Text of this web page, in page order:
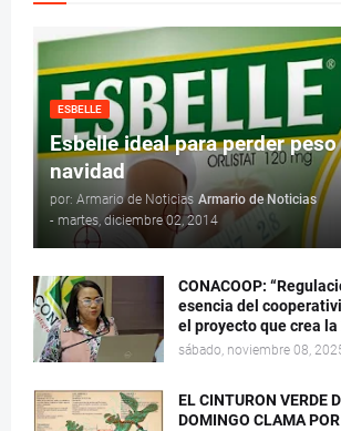
ESBELLE
Esbelle ideal para perder
navidad
por: Armario de Noticias Armario de Noticias
- martes, diciembre 02, 2014
CONACOOP:
esencia del
el proyecto que crea la
sábado, noviembre 08,
EL CINTURON VERDE
DOMINGO CLAMA